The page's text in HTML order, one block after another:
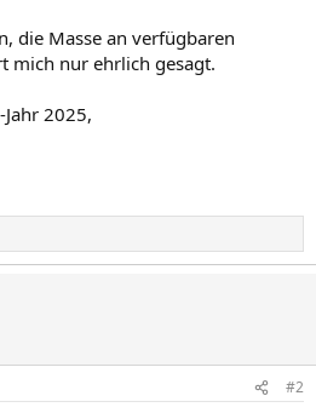
die Masse an verfügbaren
mich nur ehrlich gesagt.
2025,
#2